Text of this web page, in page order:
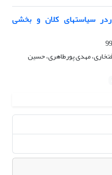
سیاستهای کلان و بخشی
مهدی پورطاهری، حسین